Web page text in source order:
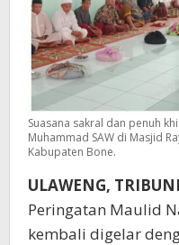
Suasana sakral dan penuh
Muhammad SAW di Masjid
Kabupaten Bone.
ULAWENG,
Peringatan Maulid
kembali digelar